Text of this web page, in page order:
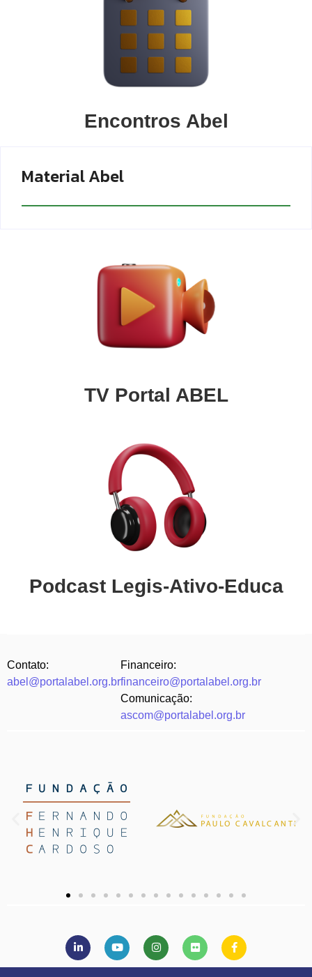
Encontros Abel
Material Abel
TV Portal ABEL
Podcast Legis-Ativo-Educa
Contato:
abel@portalabel.org.br
Financeiro:
financeiro@portalabel.org.br
Comunicação:
ascom@portalabel.org.br